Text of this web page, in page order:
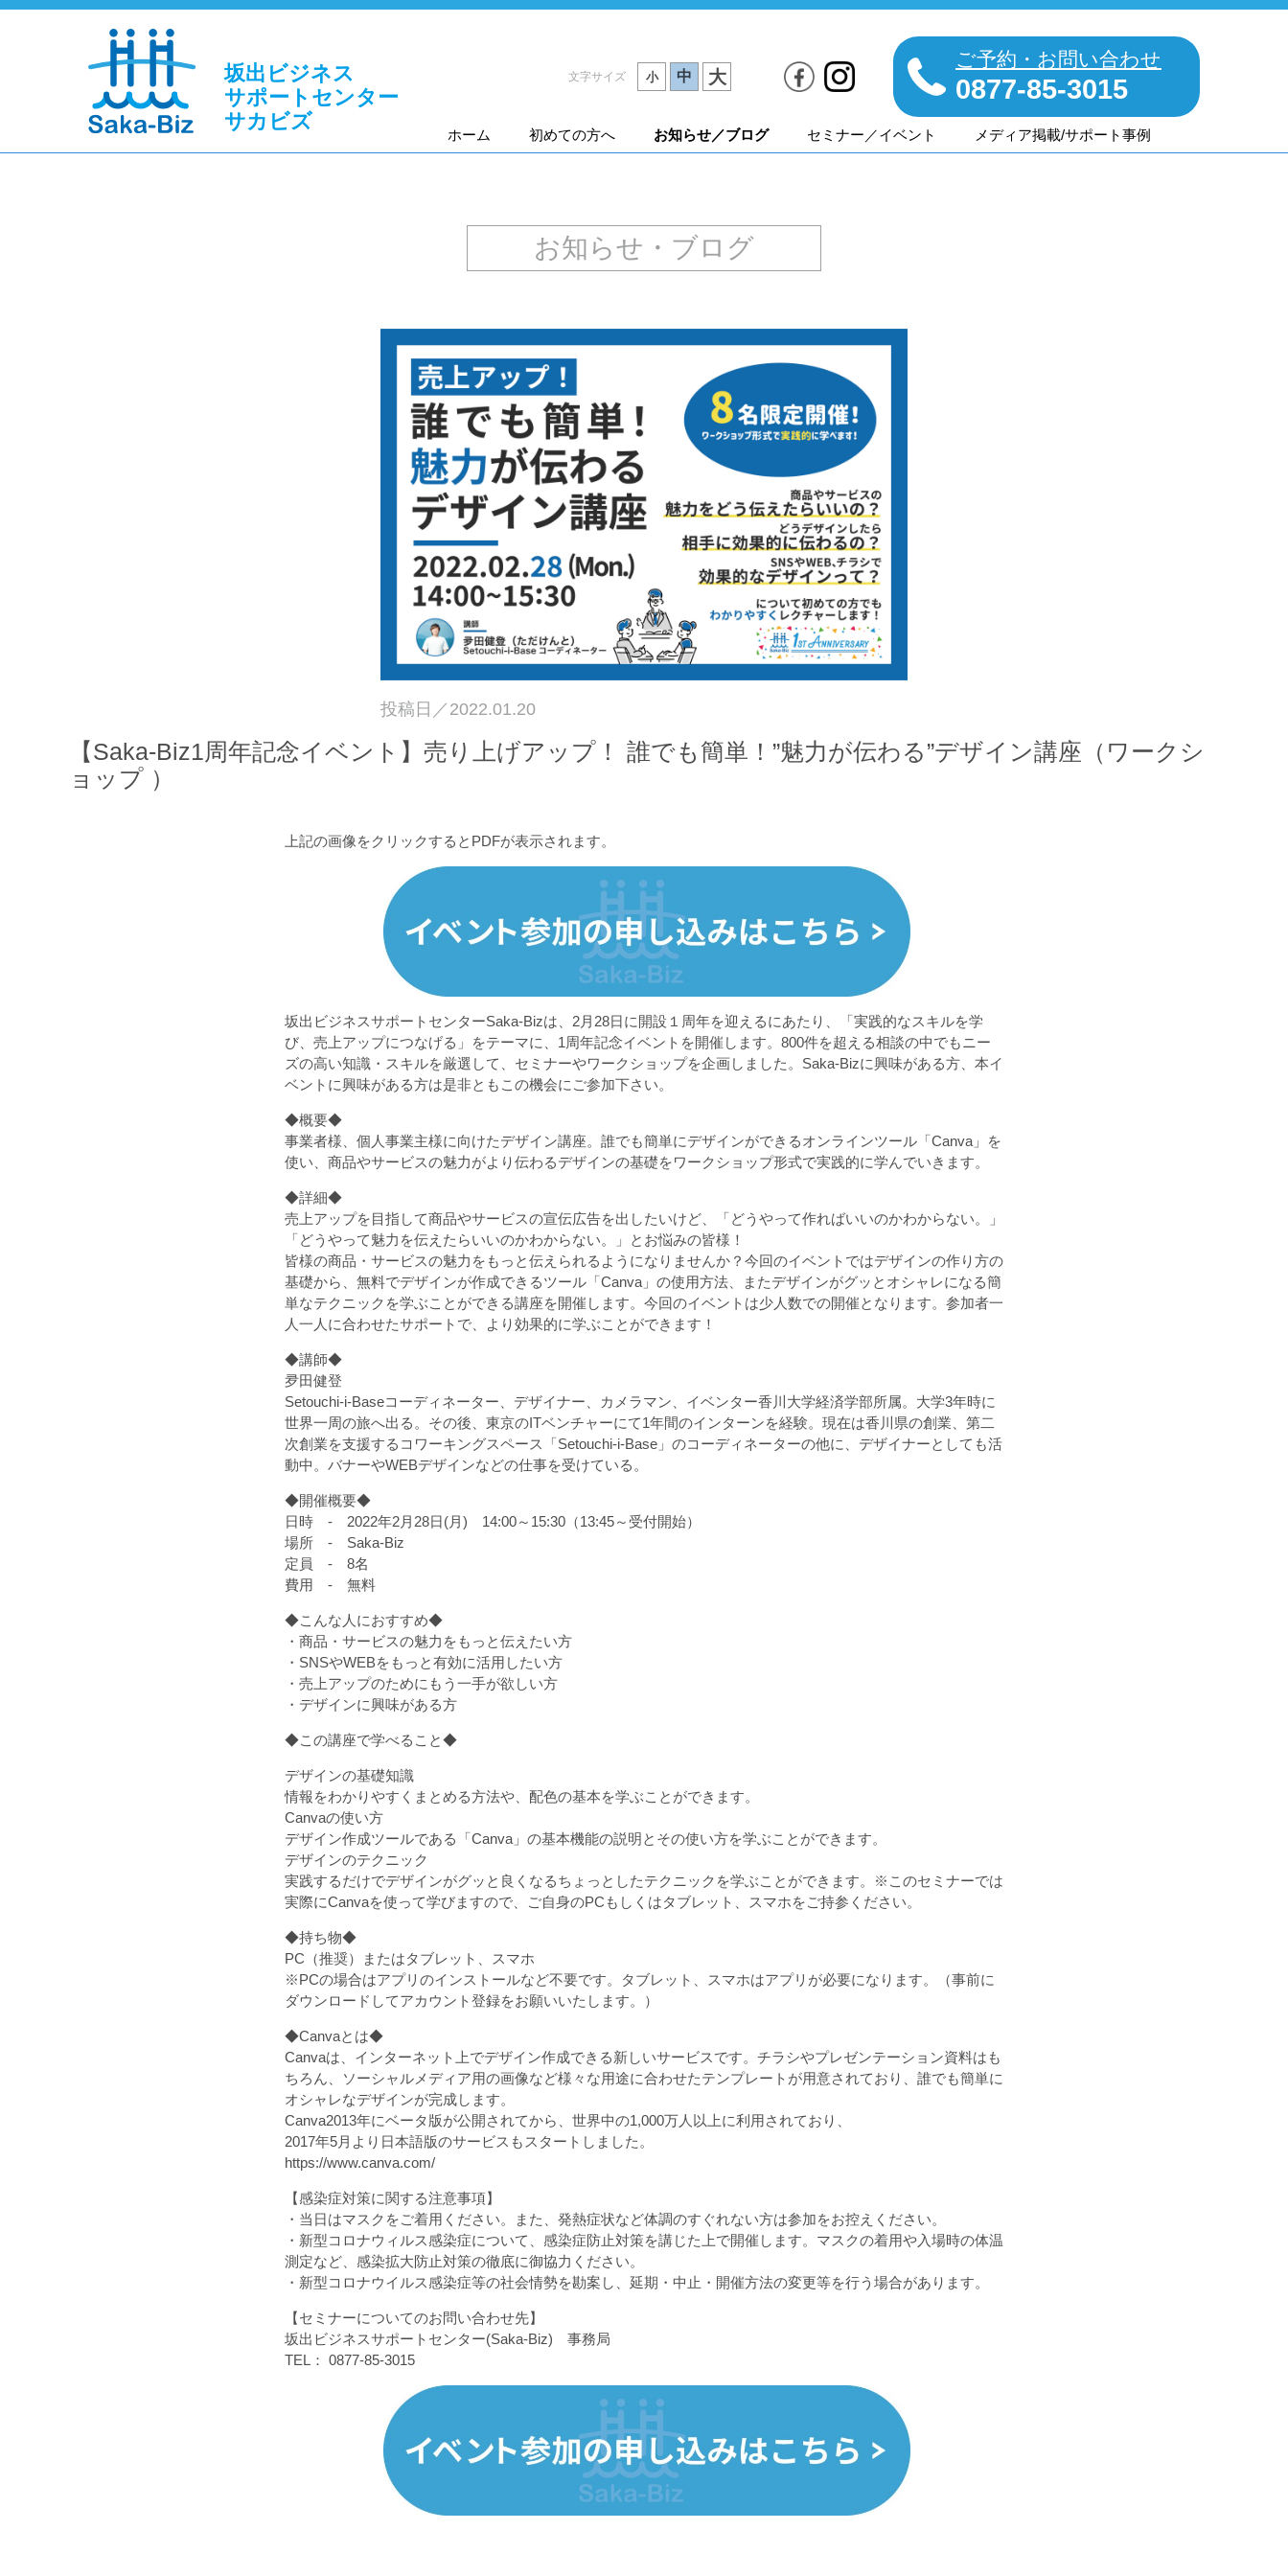
坂出ビジネス
サポートセンター
サカビズ
文字サイズ 小 中 大
ご予約・お問い合わせ
0877-85-3015
ホーム 初めての方へ お知らせ／ブログ セミナー／イベント メディア掲載/サポート事例
お知らせ・ブログ
投稿日／ 2022.01.20
【Saka-Biz1周年記念イベント】売り上げアップ！ 誰でも簡単！”魅力が伝わる”デザイン講座（ワークシ
ョップ ）
上記の画像をクリックするとPDFが表示されます。
坂出ビジネスサポートセンターSaka-Bizは、2月28日に開設１周年を迎えるにあたり、「実践的なスキルを学
び、売上アップにつなげる」をテーマに、1周年記念イベントを開催します。800件を超える相談の中でもニー
ズの高い知識・スキルを厳選して、セミナーやワークショップを企画しました。Saka-Bizに興味がある方、本イ
ベントに興味がある方は是非ともこの機会にご参加下さい。
◆概要◆
事業者様、個人事業主様に向けたデザイン講座。誰でも簡単にデザインができるオンラインツール「Canva」を
使い、商品やサービスの魅力がより伝わるデザインの基礎をワークショップ形式で実践的に学んでいきます。
◆詳細◆
売上アップを目指して商品やサービスの宣伝広告を出したいけど、「どうやって作ればいいのかわからない。」
「どうやって魅力を伝えたらいいのかわからない。」とお悩みの皆様！
皆様の商品・サービスの魅力をもっと伝えられるようになりませんか？今回のイベントではデザインの作り方の
基礎から、無料でデザインが作成できるツール「Canva」の使用方法、またデザインがグッとオシャレになる簡
単なテクニックを学ぶことができる講座を開催します。今回のイベントは少人数での開催となります。参加者一
人一人に合わせたサポートで、より効果的に学ぶことができます！
◆講師◆
夛田健登
Setouchi-i-Baseコーディネーター、デザイナー、カメラマン、イベンター香川大学経済学部所属。大学3年時に
世界一周の旅へ出る。その後、東京のITベンチャーにて1年間のインターンを経験。現在は香川県の創業、第二
次創業を支援するコワーキングスペース「Setouchi-i-Base」のコーディネーターの他に、デザイナーとしても活
動中。バナーやWEBデザインなどの仕事を受けている。
◆開催概要◆
日時 - 2022年2月28日(月) 14:00～15:30（13:45～受付開始）
場所 - Saka-Biz
定員 - 8名
費用 - 無料
◆こんな人におすすめ◆
・商品・サービスの魅力をもっと伝えたい方
・SNSやWEBをもっと有効に活用したい方
・売上アップのためにもう一手が欲しい方
・デザインに興味がある方
◆この講座で学べること◆
デザインの基礎知識
情報をわかりやすくまとめる方法や、配色の基本を学ぶことができます。
Canvaの使い方
デザイン作成ツールである「Canva」の基本機能の説明とその使い方を学ぶことができます。
デザインのテクニック
実践するだけでデザインがグッと良くなるちょっとしたテクニックを学ぶことができます。※このセミナーでは
実際にCanvaを使って学びますので、ご自身のPCもしくはタブレット、スマホをご持参ください。
◆持ち物◆
PC（推奨）またはタブレット、スマホ
※PCの場合はアプリのインストールなど不要です。タブレット、スマホはアプリが必要になります。（事前に
ダウンロードしてアカウント登録をお願いいたします。）
◆Canvaとは◆
Canvaは、インターネット上でデザイン作成できる新しいサービスです。チラシやプレゼンテーション資料はも
ちろん、ソーシャルメディア用の画像など様々な用途に合わせたテンプレートが用意されており、誰でも簡単に
オシャレなデザインが完成します。
Canva2013年にベータ版が公開されてから、世界中の1,000万人以上に利用されており、
2017年5月より日本語版のサービスもスタートしました。
https://www.canva.com/
【感染症対策に関する注意事項】
・当日はマスクをご着用ください。また、発熱症状など体調のすぐれない方は参加をお控えください。
・新型コロナウィルス感染症について、感染症防止対策を講じた上で開催します。マスクの着用や入場時の体温
測定など、感染拡大防止対策の徹底に御協力ください。
・新型コロナウイルス感染症等の社会情勢を勘案し、延期・中止・開催方法の変更等を行う場合があります。
【セミナーについてのお問い合わせ先】
坂出ビジネスサポートセンター(Saka-Biz) 事務局
TEL： 0877-85-3015